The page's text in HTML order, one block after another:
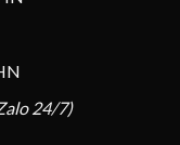
24/7)